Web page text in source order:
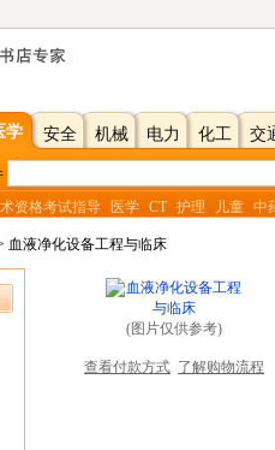
学 安全 机械 电力 化工 交
资格考试指导 医学 CT 护理 儿童 中
血液净化设备工程与临床
(图片仅供参考)
查看付款方式 了解购物流程